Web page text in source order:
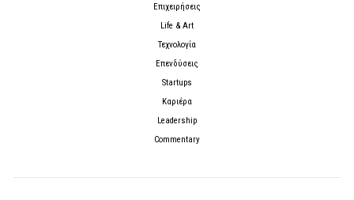
Επιχειρήσεις
Life & Art
Τεχνολογία
Επενδύσεις
Startups
Καριέρα
Leadership
Commentary